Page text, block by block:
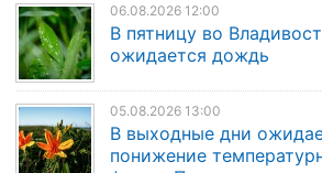
06.08.2026 12:00
В пятницу во
ожидается дождь
05.08.2026 13:00
В выходные дни
понижение